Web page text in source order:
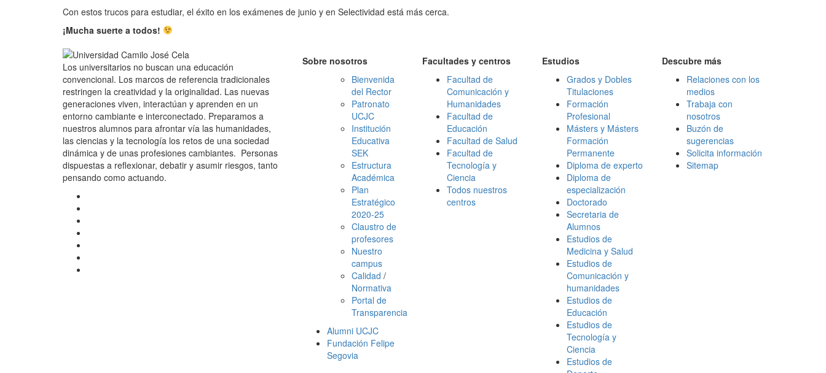
Con estos trucos para estudiar, el éxito en los exámenes de junio y en Selectividad está más cerca.
¡Mucha suerte a todos!
Los universitarios no buscan una educación
convencional. Los marcos de referencia tradicionales
restringen la creatividad y la originalidad. Las nuevas
generaciones viven, interactúan y aprenden en un
entorno cambiante e interconectado. Preparamos a
nuestros alumnos para afrontar vía las humanidades,
las ciencias y la tecnología los retos de una sociedad
dinámica y de unas profesiones cambiantes. Personas
dispuestas a reflexionar, debatir y asumir riesgos, tanto
pensando como actuando.
Sobre nosotros
Bienvenida
del Rector
Patronato
UCJC
Institución
Educativa
SEK
Estructura
Académica
Plan
Estratégico
2020-25
Claustro de
profesores
Nuestro
campus
Calidad /
Normativa
Portal de
Transparencia
Alumni UCJC
Fundación Felipe
Segovia
Facultades y centros
Facultad de
Comunicación y
Humanidades
Facultad de
Educación
Facultad de Salud
Facultad de
Tecnología y
Ciencia
Todos nuestros
centros
Estudios
Grados y Dobles
Titulaciones
Formación
Profesional
Másters y Másters
Formación
Permanente
Diploma de experto
Diploma de
especialización
Doctorado
Secretaria de
Alumnos
Estudios de
Medicina y Salud
Estudios de
Comunicación y
humanidades
Estudios de
Educación
Estudios de
Tecnología y
Ciencia
Estudios de
Descubre más
Relaciones con los
medios
Trabaja con
nosotros
Buzón de
sugerencias
Solicita información
Sitemap